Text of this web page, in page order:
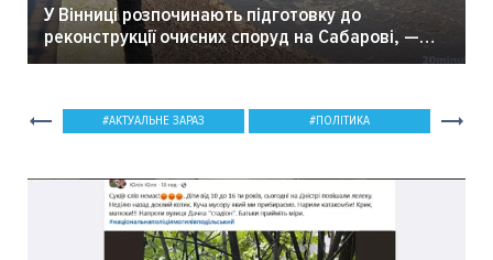
У Вінниці розпочинають підготовку до
реконструкції очисних споруд на Сабарові, —
мер Вінниці.
АКТУАЛЬНЕ ЗАРАЗ ПОЛІТИКА